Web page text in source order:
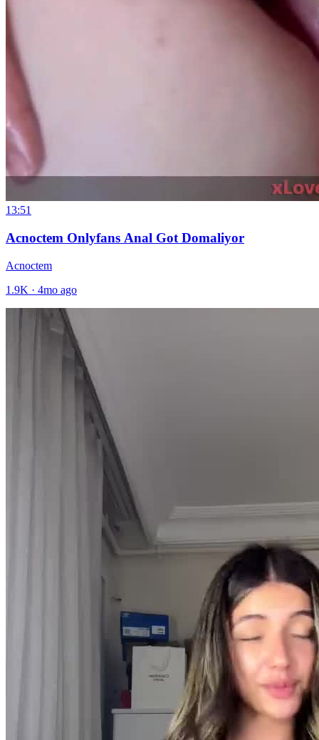
13:51
Acnoctem Onlyfans Anal Got Domaliyor
Acnoctem
1.9K · 4mo ago